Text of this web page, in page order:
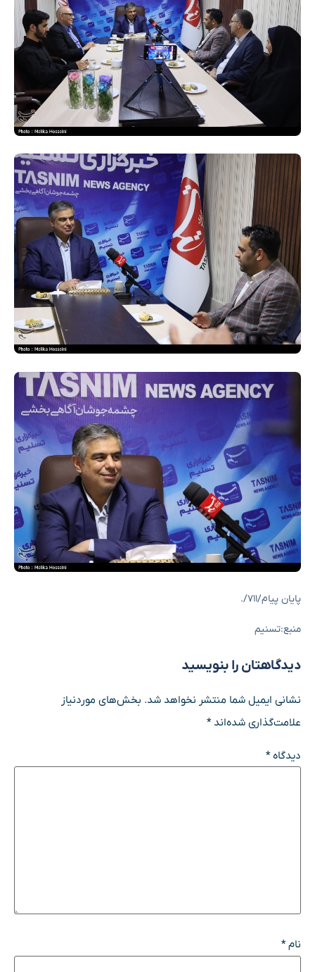
پایان پیام/۷۱۱/.
منبع:تسنیم
دیدگاهتان را بنویسید
نشانی ایمیل شما منتشر نخواهد شد. بخش‌های موردنیاز
علامت‌گذاری شده‌اند*
دیدگاه*
نام*